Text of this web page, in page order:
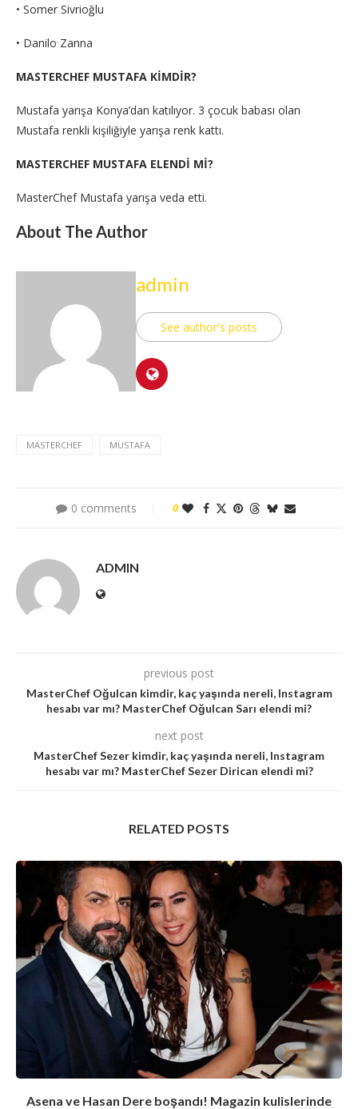
• Somer Sivrioğlu
• Danilo Zanna
MASTERCHEF MUSTAFA KİMDİR?
Mustafa yarışa Konya’dan katılıyor. 3 çocuk babası olan
Mustafa renkli kişiliğiyle yarışa renk kattı.
MASTERCHEF MUSTAFA ELENDİ Mİ?
MasterChef Mustafa yarışa veda etti.
About The Author
admin
See author's posts
MASTERCHEF MUSTAFA
0 comments 0
ADMIN
previous post
MasterChef Oğulcan kimdir, kaç yaşında nereli, Instagram
hesabı var mı? MasterChef Oğulcan Sarı elendi mi?
next post
MasterChef Sezer kimdir, kaç yaşında nereli, Instagram
hesabı var mı? MasterChef Sezer Dirican elendi mi?
RELATED POSTS
Asena ve Hasan Dere boşandı! Magazin kulislerinde